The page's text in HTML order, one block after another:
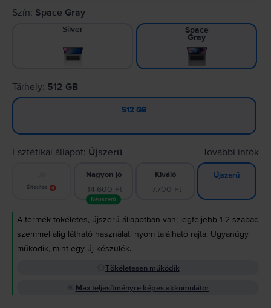
Szín: Space Gray
Silver Space
Gray
Tárhely: 512 GB
512 GB
Esztétikai állapot: Újszerű További infók
Értesítés
Nagyon jó
-14.600 Ft
Népszerű
Kiváló
-7.700 Ft
Újszerű
A termék tökéletes, újszerű állapotban van; legfeljebb 1-2 szabad
szemmel alig látható használati nyom található rajta. Ugyanúgy
működik, mint egy új készülék.
Tökéletesen működik
Max teljesítményre képes akkumulátor